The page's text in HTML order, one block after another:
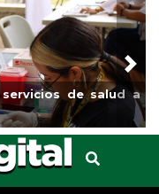
de salud a